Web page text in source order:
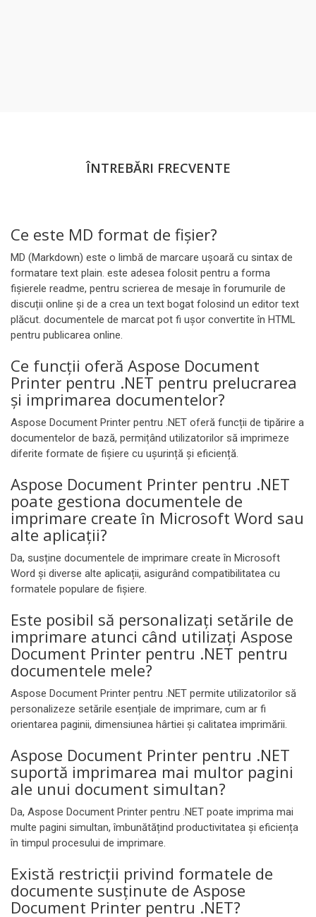
ÎNTREBĂRI FRECVENTE
Ce este MD format de fișier?
MD (Markdown) este o limbă de marcare ușoară cu sintax de
formatare text plain. este adesea folosit pentru a forma
fișierele readme, pentru scrierea de mesaje în forumurile de
discuții online și de a crea un text bogat folosind un editor text
plăcut. documentele de marcat pot fi ușor convertite în HTML
pentru publicarea online.
Ce funcții oferă Aspose Document
Printer pentru .NET pentru prelucrarea
și imprimarea documentelor?
Aspose Document Printer pentru .NET oferă funcții de tipărire a
documentelor de bază, permițând utilizatorilor să imprimeze
diferite formate de fișiere cu ușurință și eficiență.
Aspose Document Printer pentru .NET
poate gestiona documentele de
imprimare create în Microsoft Word sau
alte aplicații?
Da, susține documentele de imprimare create în Microsoft
Word și diverse alte aplicații, asigurând compatibilitatea cu
formatele populare de fișiere.
Este posibil să personalizați setările de
imprimare atunci când utilizați Aspose
Document Printer pentru .NET pentru
documentele mele?
Aspose Document Printer pentru .NET permite utilizatorilor să
personalizeze setările esențiale de imprimare, cum ar fi
orientarea paginii, dimensiunea hârtiei și calitatea imprimării.
Aspose Document Printer pentru .NET
suportă imprimarea mai multor pagini
ale unui document simultan?
Da, Aspose Document Printer pentru .NET poate imprima mai
multe pagini simultan, îmbunătățind productivitatea și eficiența
în timpul procesului de imprimare.
Există restricții privind formatele de
documente susținute de Aspose
Document Printer pentru .NET?